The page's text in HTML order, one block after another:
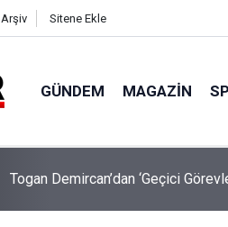
Arşiv Sitene Ekle
GÜNDEM MAGAZIN
Sıcak Havalarda Ödem Şikayetini